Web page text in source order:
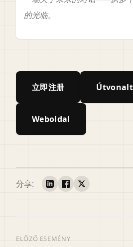
的光临。
立即注册
Weboldal
分享:
ELŐZŐ ESEMÉNY